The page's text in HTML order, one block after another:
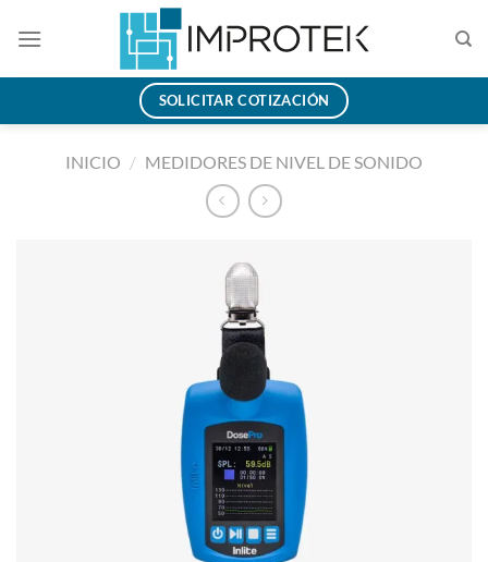
SOLICITAR COTIZACIÓN
INICIO / MEDIDORES DE NIVEL DE SONIDO